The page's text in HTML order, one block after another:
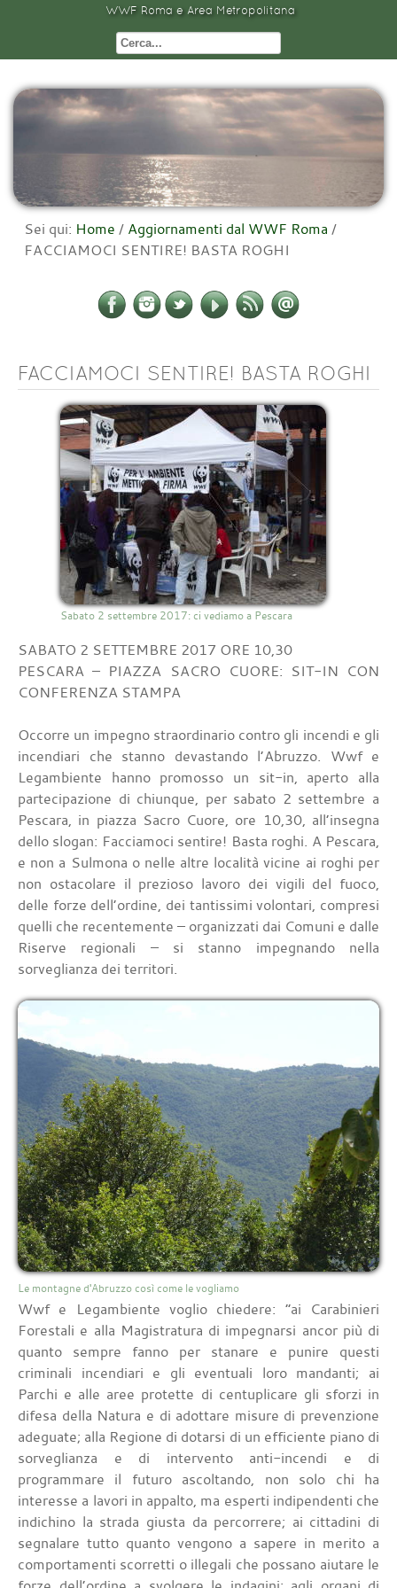
WWF Roma e Area Metropolitana
Sei qui: Home / Aggiornamenti dal WWF Roma /
FACCIAMOCI SENTIRE! BASTA ROGHI
FACCIAMOCI SENTIRE! BASTA ROGHI
Sabato 2 settembre 2017: ci vediamo a Pescara
SABATO 2 SETTEMBRE 2017 ORE 10,30
PESCARA – PIAZZA SACRO CUORE: SIT-IN CON
CONFERENZA STAMPA
Occorre un impegno straordinario contro gli incendi e gli
incendiari che stanno devastando l’Abruzzo. Wwf e
Legambiente hanno promosso un sit-in, aperto alla
partecipazione di chiunque, per sabato 2 settembre a
Pescara, in piazza Sacro Cuore, ore 10,30, all’insegna
dello slogan: Facciamoci sentire! Basta roghi. A Pescara,
e non a Sulmona o nelle altre località vicine ai roghi per
non ostacolare il prezioso lavoro dei vigili del fuoco,
delle forze dell’ordine, dei tantissimi volontari, compresi
quelli che recentemente – organizzati dai Comuni e dalle
Riserve regionali – si stanno impegnando nella
sorveglianza dei territori.
Le montagne d'Abruzzo così come le vogliamo
Wwf e Legambiente voglio chiedere: “ai Carabinieri
Forestali e alla Magistratura di impegnarsi ancor più di
quanto sempre fanno per stanare e punire questi
criminali incendiari e gli eventuali loro mandanti; ai
Parchi e alle aree protette di centuplicare gli sforzi in
difesa della Natura e di adottare misure di prevenzione
adeguate; alla Regione di dotarsi di un efficiente piano di
sorveglianza e di intervento anti-incendi e di
programmare il futuro ascoltando, non solo chi ha
interesse a lavori in appalto, ma esperti indipendenti che
indichino la strada giusta da percorrere; ai cittadini di
segnalare tutto quanto vengono a sapere in merito a
comportamenti scorretti o illegali che possano aiutare le